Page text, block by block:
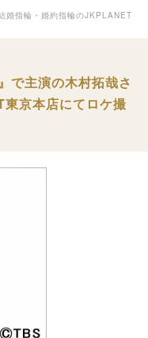
婚指輪・婚約指輪のJKPLANET
で主演の木村拓哉さ
京本店にてロケ撮